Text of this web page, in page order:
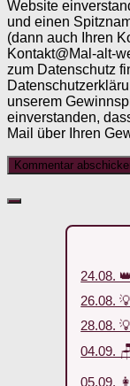
Website
und einen
(dann auch Ihren
Kontakt@Mal-alt-
zum Datenschutz
unserem
einverstanden,
Mail über Ihren
24.08.
26.08.
28.08.
04.09.
05.09.